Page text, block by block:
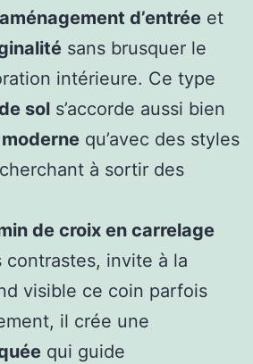
aménagement d’entrée et
sans brusquer le
intérieure. Ce type
sol s’accorde aussi bien
qu’avec des styles
à sortir des
de croix en carrelage
contrastes, invite à la
visible ce coin parfois
il crée une
qui guide